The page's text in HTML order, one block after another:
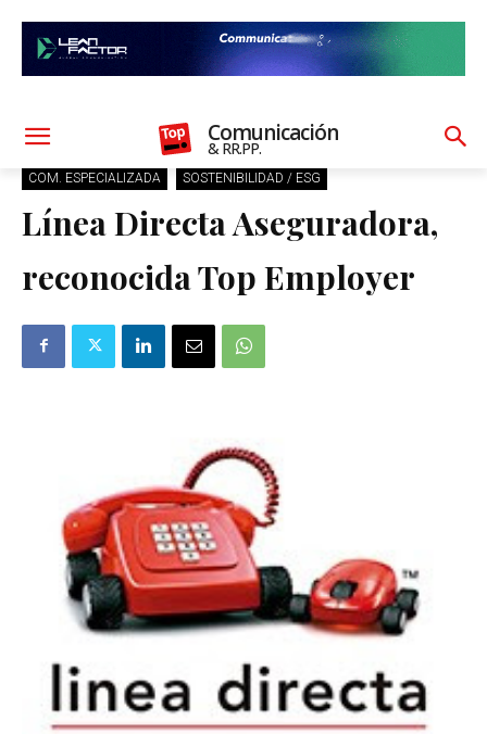
Comunicación
& RR.PP.
COM. ESPECIALIZADA SOSTENIBILIDAD / ESG
Línea Directa Aseguradora,
reconocida Top Employer